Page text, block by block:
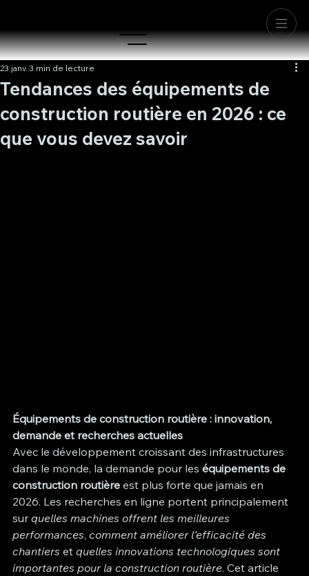
Tendances des équipements de
construction routière en 2026 : ce
que vous devez savoir
23 janv. 3 min de lecture
Équipements de construction routière : innovation,
demande et recherches actuelles
Avec le développement croissant des infrastructures
dans le monde, la demande pour les équipements de
construction routière est plus forte que jamais en
2026. Les recherches en ligne portent principalement
sur quelles machines offrent les meilleures
performances, comment améliorer l’efficacité des
chantiers et quelles innovations technologiques sont
importantes pour la construction routière. Cet article